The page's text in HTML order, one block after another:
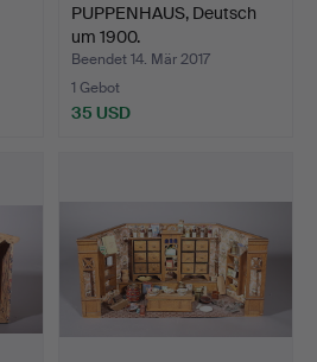
PUPPENHAUS, Deutsch
um 1900.
Beendet 14. Mär 2017
1 Gebot
35 USD